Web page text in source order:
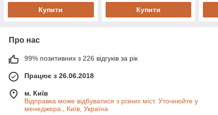
Купити Купити
Про нас
99% позитивних з 226 відгуків за рік
Працює з 26.06.2018
м. Київ
Відправка може відбуватися з різних міст. Уточнюйте у
менеджера., Київ, Україна